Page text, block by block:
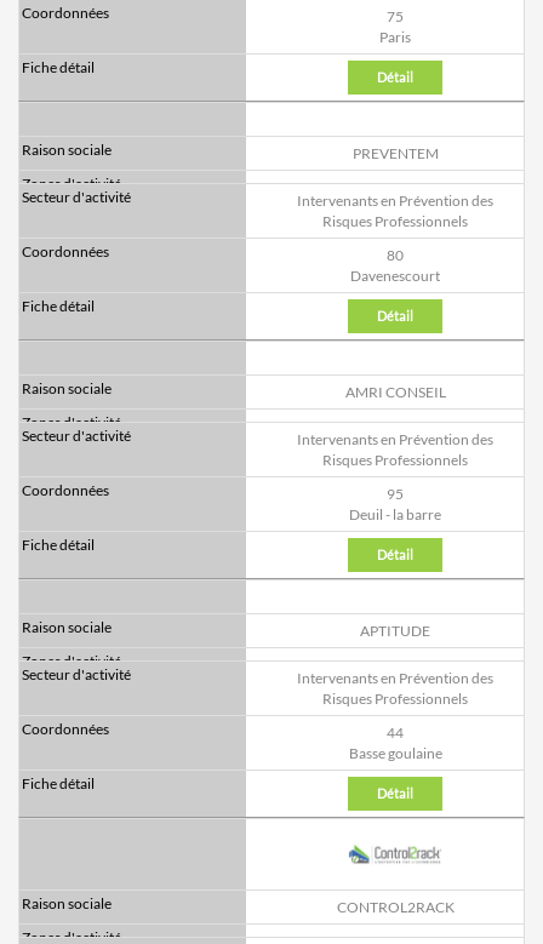
75
Paris
Détail
PREVENTEM
Intervenants en Prévention des
Risques Professionnels
80
Davenescourt
Détail
AMRI CONSEIL
Intervenants en Prévention des
Risques Professionnels
95
Deuil - la barre
Détail
APTITUDE
Intervenants en Prévention des
Risques Professionnels
44
Basse goulaine
Détail
CONTROL2RACK